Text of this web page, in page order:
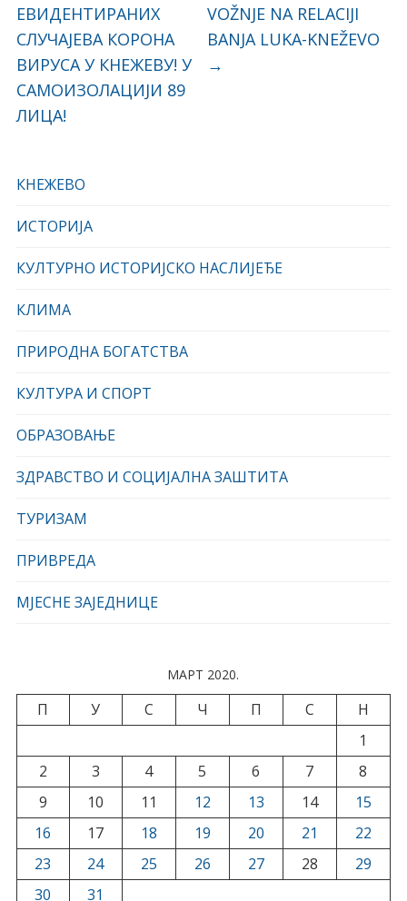
КНЕЖЕВО
ИСТОРИЈА
КУЛТУРНО ИСТОРИЈСКО НАСЛИЈЕЂЕ
КЛИМА
ПРИРОДНА БОГАТСТВА
КУЛТУРА И СПОРТ
ОБРАЗОВАЊЕ
ЗДРАВСТВО И СОЦИЈАЛНА ЗАШТИТА
ТУРИЗАМ
ПРИВРЕДА
МЈЕСНЕ ЗАЈЕДНИЦЕ
МАРТ 2020.
П У С Ч П С
Н
1
2
3 4 5 6 7
8
9
10 11 12 13 14
15
16
17 18 19 20 21
22
23
24 25 26 27 28
29
30
31
ЕВИДЕНТИРАНИХ
СЛУЧАЈЕВА КОРОНА
ВИРУСА У КНЕЖЕВУ! У
САМОИЗОЛАЦИЈИ 89
ЛИЦА!
VOŽNJE NA RELACIJI
BANJA LUKA-KNEŽEVO
→